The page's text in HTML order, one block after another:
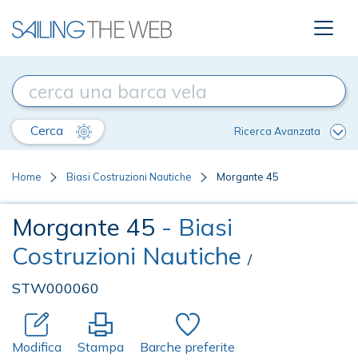
Cerca Ricerca Avanzata
Home Biasi Costruzioni Nautiche Morgante 45
Morgante 45 - Biasi
Costruzioni Nautiche /
STW000060
Modifica Stampa Barche preferite